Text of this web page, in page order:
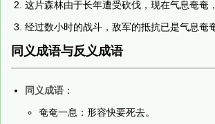
这片森林由于长年遭受砍伐，现在气息奄奄
经过数小时的战斗，敌军的抵抗已是气息奄
同义成语与反义成语
同义成语 ：
奄奄一息：形容快要死去。